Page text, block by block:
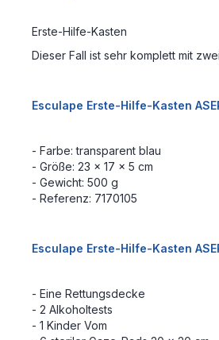
Erste-Hilfe-Kasten
Dieser Fall ist sehr komplett mit
Esculape Erste-Hilfe-Kasten
- Farbe: transparent blau
- Größe: 23 x 17 x 5 cm
- Gewicht: 500 g
- Referenz: 7170105
Esculape Erste-Hilfe-Kasten
- Eine Rettungsdecke
- 2 Alkoholtests
- 1 Kinder Vom